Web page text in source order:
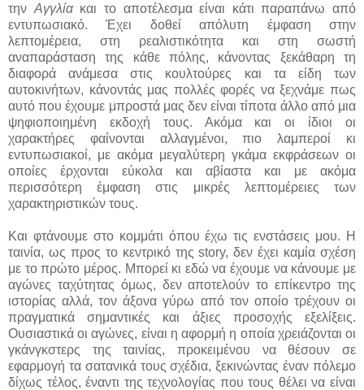
την Αγγλίακαι το αποτέλεσμα είναι κάτι παραπάνω από
εντυπωσιακό. Έχει δοθεί απόλυτη έμφαση στην
λεπτομέρεια, στη ρεαλιστικότητα και στη σωστή
αναπαράσταση της κάθε πόλης, κάνοντας ξεκάθαρη τη
διαφορά ανάμεσα στις κουλτούρες και τα είδη των
αυτοκινήτων, κάνοντάς μας πολλές φορές να ξεχνάμε πως
αυτό που έχουμε μπροστά μας δεν είναι τίποτα άλλο από μια
ψηφιοποιημένη εκδοχή τους. Ακόμα και οι ίδιοι οι
χαρακτήρες φαίνονται αλλαγμένοι, πιο λαμπεροί κι
εντυπωσιακοί, με ακόμα μεγαλύτερη γκάμα εκφράσεων οι
οποίες έρχονται εύκολα και αβίαστα και με ακόμα
περισσότερη έμφαση στις μικρές λεπτομέρειες των
χαρακτηριστικών τους.
Και φτάνουμε στο κομμάτι όπου έχω τις ενστάσεις μου. Η
ταινία, ως προς το κεντρικό της story, δεν έχει καμία σχέση
με το πρώτο μέρος. Μπορεί κι εδώ να έχουμε να κάνουμε με
αγώνες ταχύτητας όμως, δεν αποτελούν το επίκεντρο της
ιστορίας αλλά, τον άξονα γύρω από τον οποίο τρέχουν οι
πραγματικά σημαντικές και άξιες προσοχής εξελίξεις.
Ουσιαστικά οι αγώνες, είναι η αφορμή η οποία χρειάζονται οι
γκάνγκστερς της ταινίας, προκειμένου να θέσουν σε
εφαρμογή τα σατανικά τους σχέδια, ξεκινώντας έναν πόλεμο
δίχως τέλος, έναντι της τεχνολογίας που τους θέλει να είναι